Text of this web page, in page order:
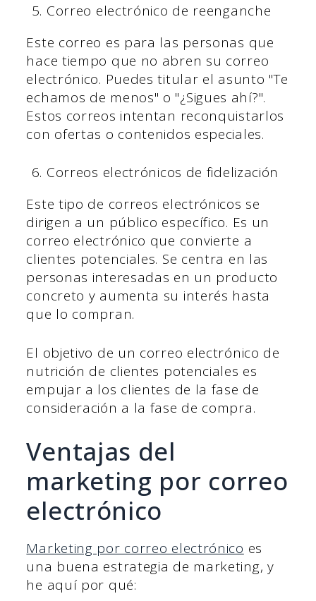
Correo electrónico de reenganche
Este correo es para las personas que
hace tiempo que no abren su correo
electrónico. Puedes titular el asunto "Te
echamos de menos" o "¿Sigues ahí?".
Estos correos intentan reconquistarlos
con ofertas o contenidos especiales.
Correos electrónicos de fidelización
Este tipo de correos electrónicos se
dirigen a un público específico. Es un
correo electrónico que convierte a
clientes potenciales. Se centra en las
personas interesadas en un producto
concreto y aumenta su interés hasta
que lo compran.
El objetivo de un correo electrónico de
nutrición de clientes potenciales es
empujar a los clientes de la fase de
consideración a la fase de compra.
Ventajas del
marketing por correo
electrónico
Marketing por correo electrónico es
una buena estrategia de marketing, y
he aquí por qué: